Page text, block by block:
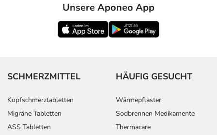
Unsere Aponeo App
SCHMERZMITTEL
Kopfschmerztabletten
Migräne Tabletten
ASS Tabletten
HÄUFIG GESUCHT
Wärmepflaster
Sodbrennen Medikamente
Thermacare